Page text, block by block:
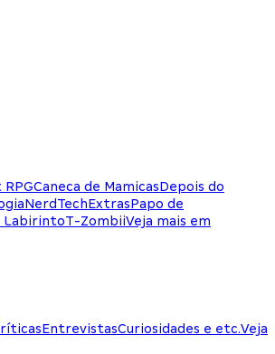
Caneca de MamicasDepois do
NerdTechExtrasPapo de
LabirintoT-ZombiiVeja mais em
EntrevistasCuriosidades e etc.Veja